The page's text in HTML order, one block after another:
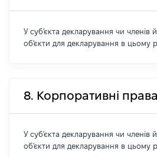
У суб'єкта декларування чи членів
об'єкти для декларування в цьому
8. Корпоративні права
У суб'єкта декларування чи членів
об'єкти для декларування в цьому